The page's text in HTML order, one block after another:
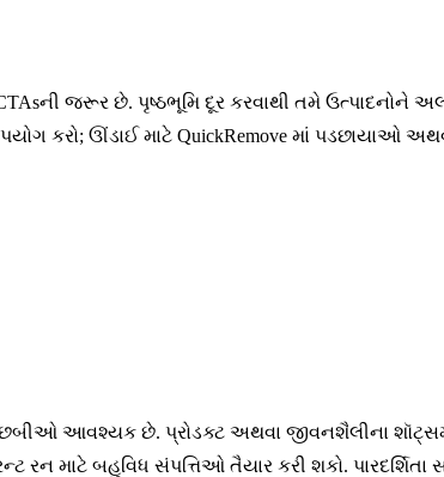
જરૂર છે. પૃષ્ઠભૂમિ દૂર કરવાથી તમે
કરો; ઊંડાઈ માટે QuickRemove માં પડછાયાઓ
આવશ્યક છે. પ્રોડક્ટ અથવા જીવનશૈલીના
રન માટે બહુવિધ સંપત્તિઓ તૈયાર કરી શકો.